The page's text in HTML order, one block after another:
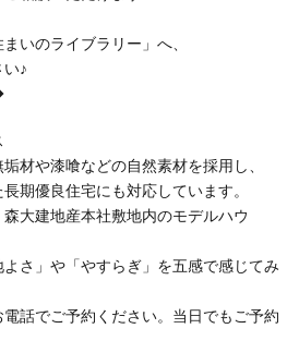
いのライブラリー」へ、
♪
材や漆喰などの自然素材を採用し、
期優良住宅にも対応しています。
大建地産本社敷地内のモデルハウ
さ」や「やすらぎ」を五感で感じてみ
話でご予約ください。当日でもご予約